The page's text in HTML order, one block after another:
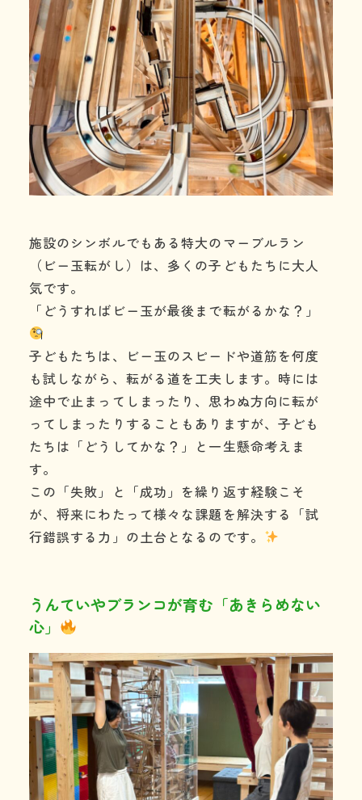
施設のシンボルでもある特大のマーブルラン
（ビー玉転がし）は、多くの子どもたちに大人
気です。
「どうすればビー玉が最後まで転がるかな？」
子どもたちは、ビー玉のスピードや道筋を何度
も試しながら、転がる道を工夫します。時には
途中で止まってしまったり、思わぬ方向に転が
ってしまったりすることもありますが、子ども
たちは「どうしてかな？」と一生懸命考えま
す。
この「失敗」と「成功」を繰り返す経験こそ
が、将来にわたって様々な課題を解決する「試
行錯誤する力」の土台となるのです。
うんていやブランコが育む「あきらめない
心」